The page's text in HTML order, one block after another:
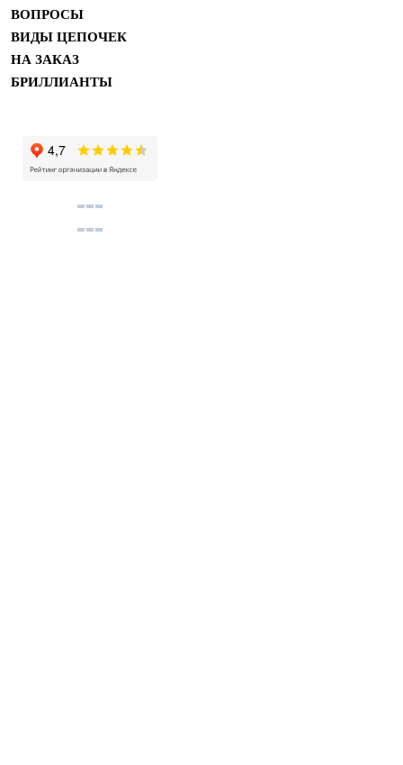
ВОПРОСЫ
ВИДЫ ЦЕПОЧЕК
НА ЗАКАЗ
БРИЛЛИАНТЫ